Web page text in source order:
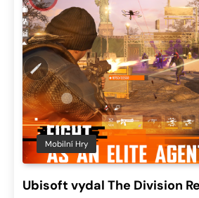
Mobilní Hry
Ubisoft vydal The Division